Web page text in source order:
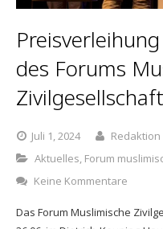
Anmeldung
Anmeldung Helfer*innen
Anmeldung Lauf
des Forums
Juli 1, 2024
Redaktion
Aktuelles, Forum
Keine Kommentare
Das Forum Muslimische